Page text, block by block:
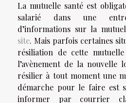
La mutuelle santé est
salarié dans une
d’informations sur la
site. Mais parfois certaines
résiliation de cette
l’avènement de la nouvelle
résilier à tout moment une
démarche pour le faire est
informer par courrier